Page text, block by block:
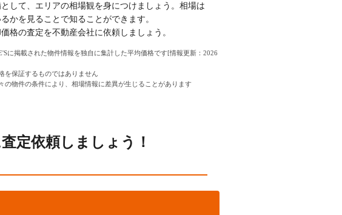
して、エリアの相場観を身につけましょう。相場は
かを見ることで知ることができます。
格の査定を不動産会社に依頼しましょう。
に掲載された物件情報を独自に集計した平均価格です[情報更新：2026
を保証するものではありません
の物件の条件により、相場情報に差異が生じることがあります
定依頼しましょう！